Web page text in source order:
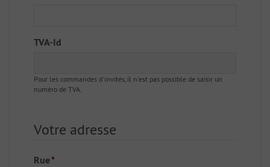
TVA-Id
Pour les commandes d'invités, il n'est pas possible de saisir un
numéro de TVA.
Votre adresse
Rue*